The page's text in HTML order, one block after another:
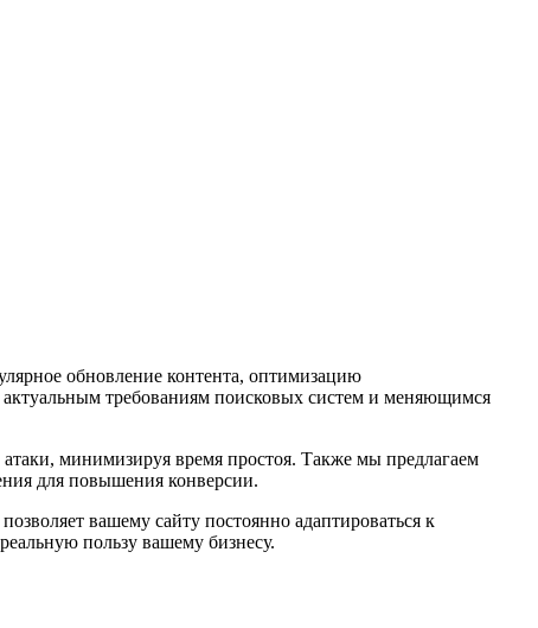
обновление контента, оптимизацию
актуальным требованиям поисковых систем и меняющимся
минимизируя время простоя. Также мы предлагаем
для повышения конверсии.
вашему сайту постоянно адаптироваться к
пользу вашему бизнесу.